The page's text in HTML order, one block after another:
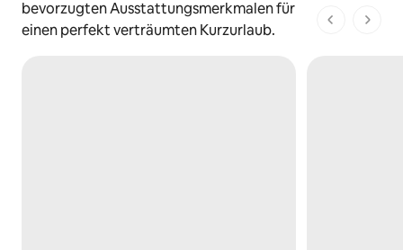
bevorzugten Ausstattungsmerkmalen für
einen perfekt verträumten Kurzurlaub.
1 von 1